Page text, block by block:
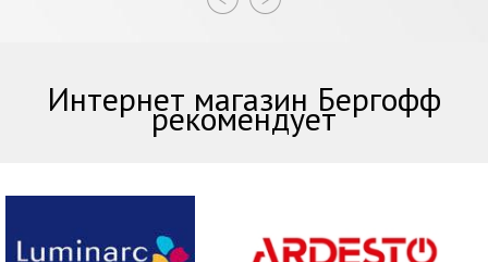
Интернет магазин Бергофф
рекомендует